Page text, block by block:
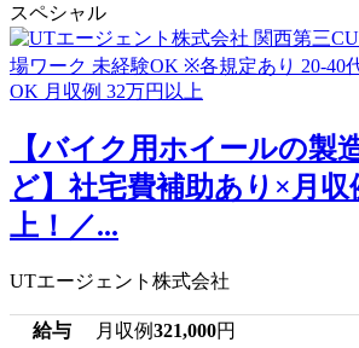
スペシャル
【バイク用ホイールの製
ど】社宅費補助あり×月収
上！／...
UTエージェント株式会社
給与 月収例321,000円